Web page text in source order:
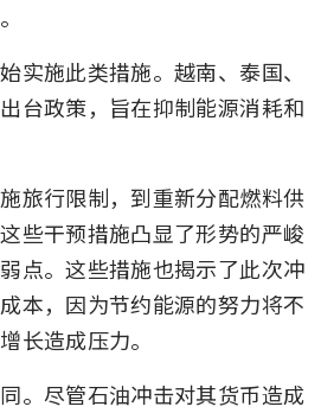
实施此类措施。越南、泰国、
台政策，旨在抑制能源消耗和
旅行限制，到重新分配燃料供
些干预措施凸显了形势的严峻
点。这些措施也揭示了此次冲
本，因为节约能源的努力将不
长造成压力。
。尽管石油冲击对其货币造成